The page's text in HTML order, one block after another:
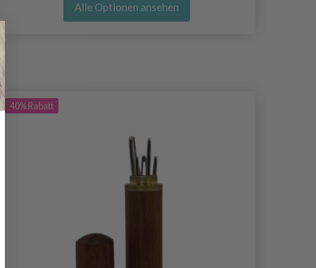
Alle Optionen ansehen
40%Rabatt